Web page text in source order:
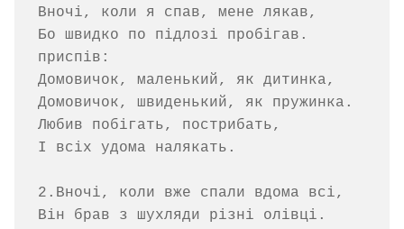
Вночі, коли я спав, мене лякав,
Бо швидко по підлозі пробігав.
приспів:
Домовичок, маленький, як дитинка,
Домовичок, швиденький, як пружинка.
Любив побігать, пострибать,
І всіх удома налякать.
2.Вночі, коли вже спали вдома всі,
Він брав з шухляди різні олівці.